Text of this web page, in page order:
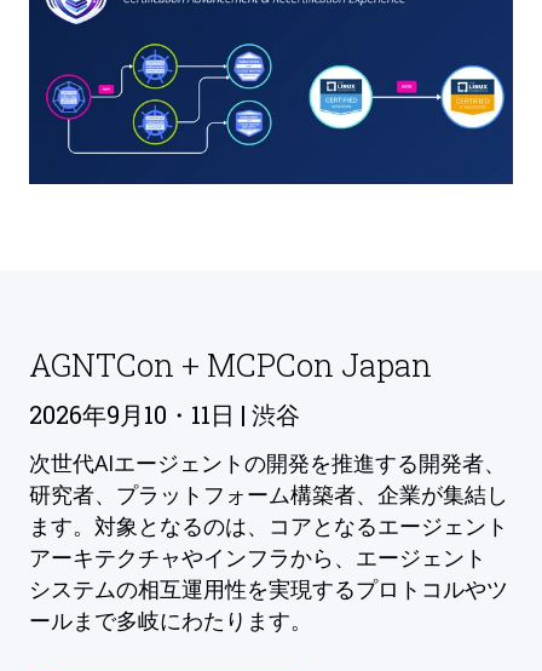
AGNTCon + MCPCon Japan
2026年9月10・11日 | 渋谷
次世代AIエージェントの開発を推進する開発者、
研究者、プラットフォーム構築者、企業が集結し
ます。対象となるのは、コアとなるエージェント
アーキテクチャやインフラから、エージェント
システムの相互運用性を実現するプロトコルやツ
ールまで多岐にわたります。